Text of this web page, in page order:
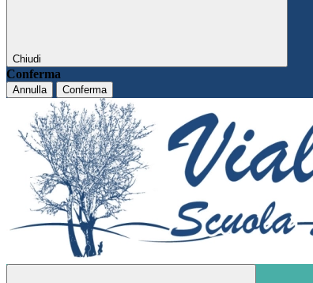
Chiudi
Conferma
Annulla Conferma